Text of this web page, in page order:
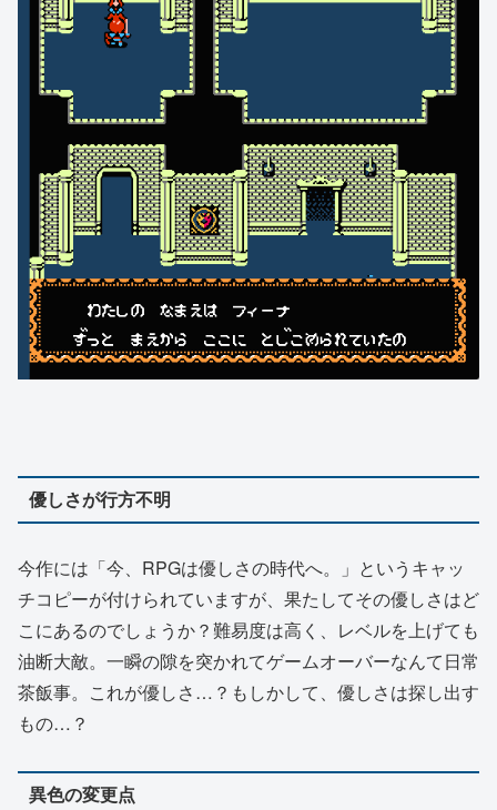
優しさが行方不明
今作には「今、RPGは優しさの時代へ。」というキャッ
チコピーが付けられていますが、果たしてその優しさはど
こにあるのでしょうか？難易度は高く、レベルを上げても
油断大敵。一瞬の隙を突かれてゲームオーバーなんて日常
茶飯事。これが優しさ…？もしかして、優しさは探し出す
もの…？
異色の変更点